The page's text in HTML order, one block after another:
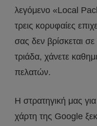
λεγόμενο «Local
τρεις κορυφαίες
σας δεν βρίσκεται
τριάδα, χάνετε
πελατών.
Η στρατηγική μας
χάρτη της Google